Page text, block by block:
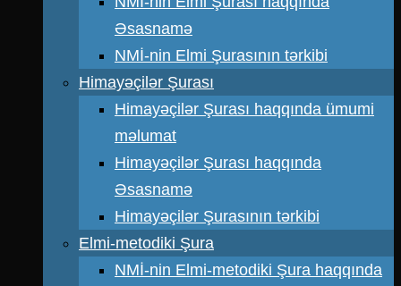
Əsasnamə
NMİ-nin Elmi Şurasının tərkibi
Himayəçilər Şurası
Himayəçilər Şurası haqqında ümumi
məlumat
Himayəçilər Şurası haqqında
Əsasnamə
Himayəçilər Şurasının tərkibi
Elmi-metodiki Şura
NMİ-nin Elmi-metodiki Şura haqqında